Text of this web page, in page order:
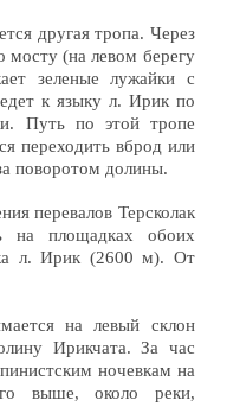
другая тропа. Через
мосту (на левом берегу
зеленые лужайки с
к языку л. Ирик по
Путь по этой тропе
переходить вброд или
поворотом долины.
перевалов Терсколак
на площадках обоих
л. Ирик (2600 м). От
на левый склон
Ирикчата. За час
ночевкам на
выше, около реки,